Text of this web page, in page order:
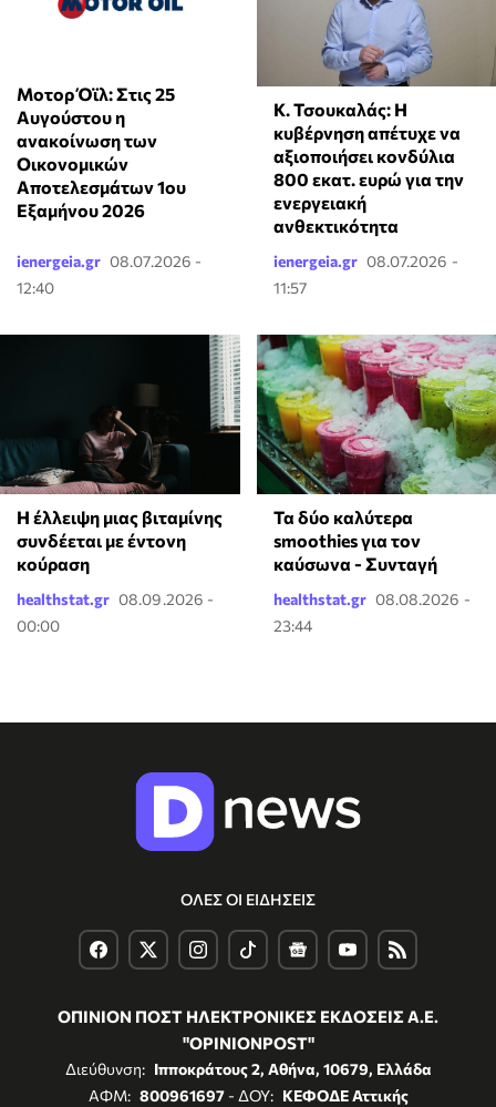
Μοτορ Όϊλ: Στις 25
Αυγούστου η
ανακοίνωση των
Οικονομικών
Αποτελεσμάτων 1ου
Εξαμήνου 2026
ienergeia.gr 08.07.2026 -
12:40
Κ. Τσουκαλάς: Η
κυβέρνηση απέτυχε να
αξιοποιήσει κονδύλια
800 εκατ. ευρώ για την
ενεργειακή
ανθεκτικότητα
ienergeia.gr 08.07.2026 -
11:57
⁠Η έλλειψη μιας βιταμίνης
συνδέεται με έντονη
κούραση
healthstat.gr 08.09.2026 -
00:00
Τα δύο καλύτερα
smoothies για τον
καύσωνα - Συνταγή
healthstat.gr 08.08.2026 -
23:44
ΟΛΕΣ ΟΙ ΕΙΔΗΣΕΙΣ
ΟΠΙΝΙΟΝ ΠΟΣΤ ΗΛΕΚΤΡΟΝΙΚΕΣ ΕΚΔΟΣΕΙΣ Α.Ε.
"OPINIONPOST"
Διεύθυνση: Ιπποκράτους 2, Αθήνα, 10679, Ελλάδα
ΑΦΜ: 800961697- ΔΟΥ: ΚΕΦΟΔΕ Αττικής